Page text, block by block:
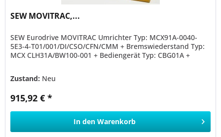
SEW MOVITRAC,...
SEW Eurodrive MOVITRAC Umrichter Typ: MCX91A-0040-
5E3-4-T01/001/DI/CSO/CFN/CMM + Bremswiederstand Typ:
MCX CLH31A/BW100-001 + Bediengerät Typ: CBG01A +
Zustand: Neu
915,92 € *
In den Warenkorb